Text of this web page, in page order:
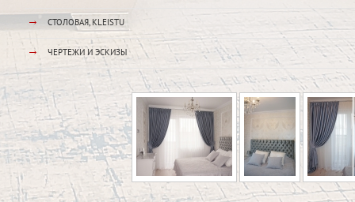
→ СТОЛОВАЯ, KLEISTU
→ ЧЕРТЕЖИ И ЭСКИЗЫ